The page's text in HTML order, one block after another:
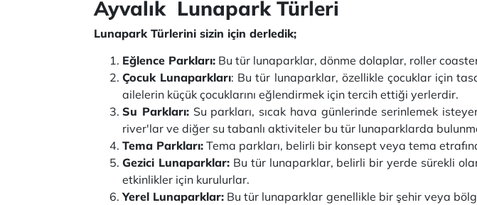
Ayvalık Lunapark Türleri
Lunapark Türlerini sizin için derledik;
Eğlence Parkları: Bu tür lunaparklar, dönme dolaplar, roller
Çocuk Lunaparkları: Bu tür lunaparklar, özellikle çocuklar için
ailelerin küçük çocuklarını eğlendirmek için tercih ettiği yerlerdir.
Su Parkları:Su parkları, sıcak hava günlerinde serinlemek
river'lar ve diğer su tabanlı aktiviteler bu tür lunaparklarda
Tema Parkları: Tema parkları, belirli bir konsept veya tema
Gezici Lunaparklar:Bu tür lunaparklar, belirli bir yerde sürekli
etkinlikler için kurulurlar.
Yerel Lunaparklar: Bu tür lunaparklar genellikle bir şehir veya